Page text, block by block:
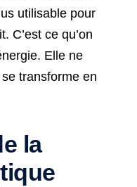
utilisable pour
C’est ce qu’on
Elle ne
transforme en
la